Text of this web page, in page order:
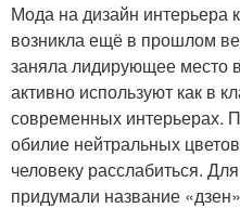
Мода на дизайн интерьера
возникла ещё в прошлом
заняла лидирующее место
активно используют как в
современных интерьерах.
обилие нейтральных
человеку расслабиться.
придумали название